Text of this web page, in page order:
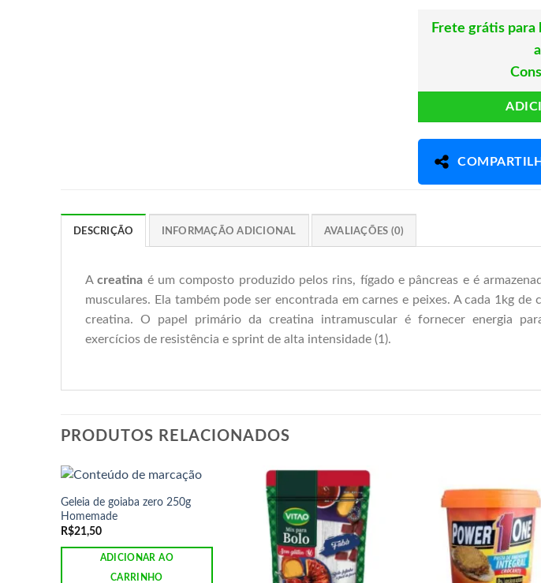
Frete grátis para
DESCRIÇÃO INFORMAÇÃO ADICIONAL AVALIAÇÕES (0)
Acreatina é um composto produzido pelos rins, fígado e pâncreas e é
musculares. Ela também pode ser encontrada em carnes e peixes. A cada 1kg de
creatina. O papel primário da creatina intramuscular é fornecer energia
exercícios de resistência e sprint de alta intensidade (1).
PRODUTOS RELACIONADOS
Geleia de goiaba zero 250g
Homemade
R$21,50
ADICIONAR AO
CARRINHO